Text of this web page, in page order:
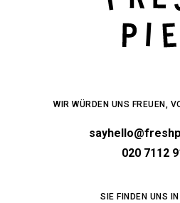
WIR WÜRDEN UNS FREUEN,
020 7112
SIE FINDEN UNS